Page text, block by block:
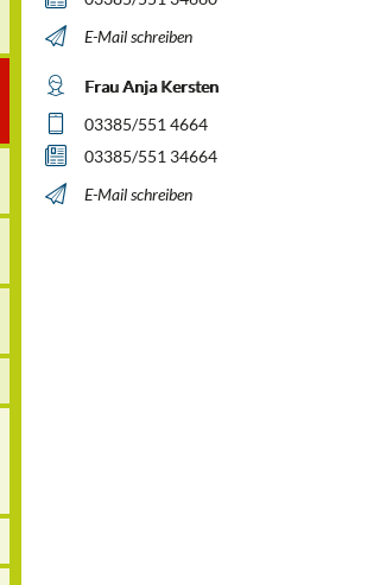
E-Mail schreiben
Frau Anja Kersten
03385/551 4664
03385/551 34664
E-Mail schreiben